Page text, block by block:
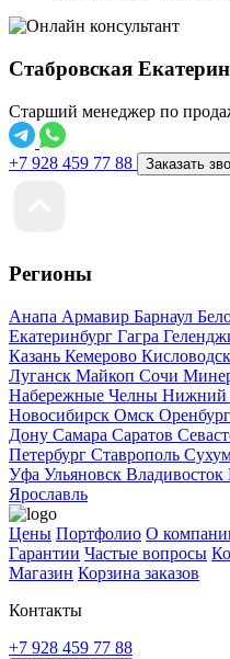
Стабровская
Старший менеджер по
+7 928 459 77 88 Заказать
Регионы
Анапа Армавир Барнаул
Екатеринбург Гагра
Казань Кемерово Кисловодск
Луганск Майкоп Сочи
Набережные Челны Нижний
Новосибирск Омск Оренбург
Дону Самара Саратов
Петербург Ставрополь
Уфа Ульяновск Владивосток
Ярославль
Цены Портфолио О
Гарантии Частые вопросы
Магазин Корзина заказов
Контакты
+7 928 459 77 88